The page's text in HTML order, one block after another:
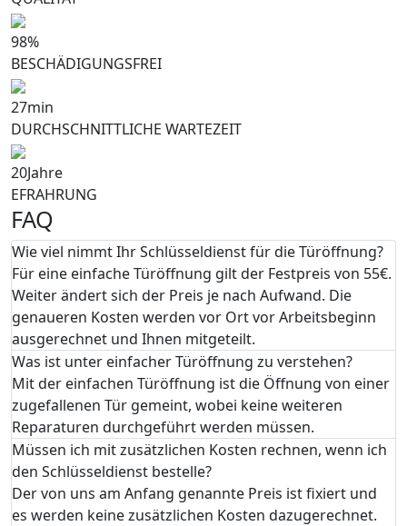
98%
BESCHÄDIGUNGSFREI
27min
DURCHSCHNITTLICHE WARTEZEIT
20Jahre
EFRAHRUNG
FAQ
Wie viel nimmt Ihr Schlüsseldienst für die Türöffnung?
Für eine einfache Türöffnung gilt der Festpreis von 55€.
Weiter ändert sich der Preis je nach Aufwand. Die
genaueren Kosten werden vor Ort vor Arbeitsbeginn
ausgerechnet und Ihnen mitgeteilt.
Was ist unter einfacher Türöffnung zu verstehen?
Mit der einfachen Türöffnung ist die Öffnung von einer
zugefallenen Tür gemeint, wobei keine weiteren
Reparaturen durchgeführt werden müssen.
Müssen ich mit zusätzlichen Kosten rechnen, wenn ich
den Schlüsseldienst bestelle?
Der von uns am Anfang genannte Preis ist fixiert und
es werden keine zusätzlichen Kosten dazugerechnet.